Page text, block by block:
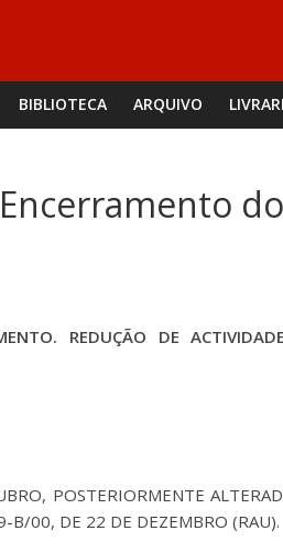
BIBLIOTECA ARQUIVO
do
REDUÇÃO DE
POSTERIORMENTE
00, DE 22 DE DEZEMBRO (RAU).